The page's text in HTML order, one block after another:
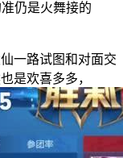
仍是火舞接的
一路试图和对面交
是欢喜多多，